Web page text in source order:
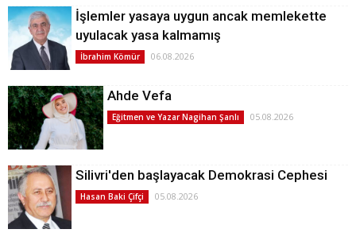
İşlemler yasaya uygun ancak memlekette
uyulacak yasa kalmamış
İbrahim Kömür 06.08.2026
Ahde Vefa
Eğitmen ve Yazar Nagihan Şanlı 05.08.2026
Silivri'den başlayacak Demokrasi Cephesi
Hasan Baki Çifçi 05.08.2026